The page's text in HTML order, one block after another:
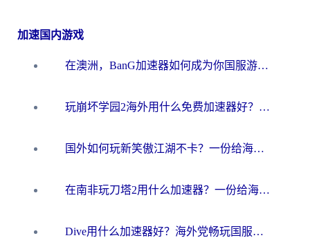
加速国内游戏
在澳洲，BanG加速器如何成为你国服游戏的“时光机”？
玩崩坏学园2海外用什么免费加速器好？2026海外党亲测国服游戏加速指南
国外如何玩新笑傲江湖不卡？一份给海外游子的终极网络指南
在南非玩刀塔2用什么加速器？一份给海外游子的终极生存指南
Dive用什么加速器好？海外党畅玩国服游戏的终极避坑指南